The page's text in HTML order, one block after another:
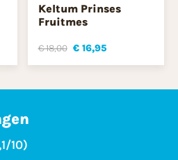
Keltum Prinses
Fruitmes
€ 18,00 € 16,95
10)